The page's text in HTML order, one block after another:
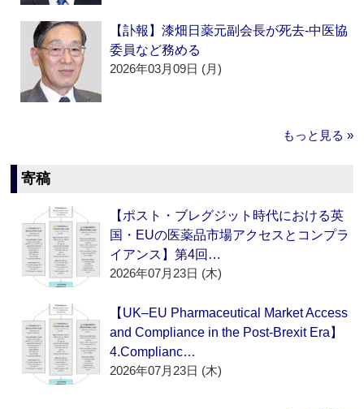
【訃報】漆畑日薬元副会長が死去‐中医協
委員など務める
2026年03月09日 (月)
もっと見る »
寄稿
【ポスト・ブレグジット時代における英
国・EUの医薬品市場アクセスとコンプラ
イアンス】第4回…
2026年07月23日 (木)
【UK–EU Pharmaceutical Market Access
and Compliance in the Post-Brexit Era】
4.Complianc…
2026年07月23日 (木)